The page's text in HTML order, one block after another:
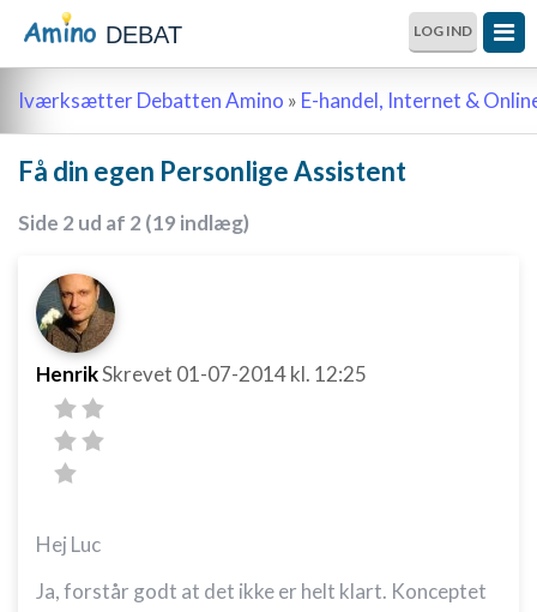
DEBAT LOG IND
Iværksætter Debatten Amino » E-handel, Internet &
Få din egen Personlige Assistent
Side 2 ud af 2 (19 indlæg)
HenrikSkrevet 01-07-2014kl. 12:25
Hej Luc
Ja, forstår godt at det ikke er helt klart. Konceptet